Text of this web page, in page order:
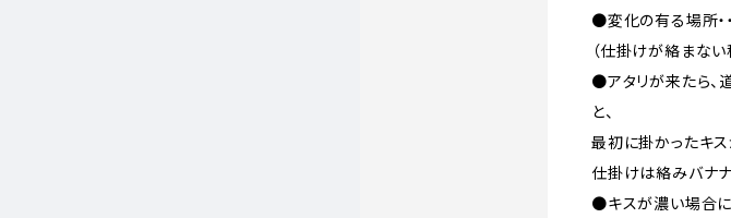
●変化の有る場所・
（仕掛けが絡まない
●アタリが来たら、
と、
最初に掛かったキス
仕掛けは絡みバナ
●キスが濃い場合に